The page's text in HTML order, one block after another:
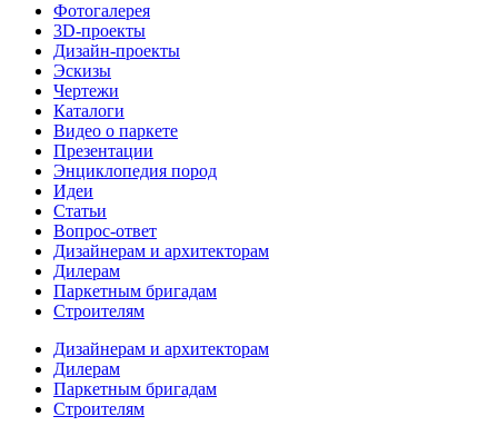
Фотогалерея
3D-проекты
Дизайн-проекты
Эскизы
Чертежи
Каталоги
Видео о паркете
Презентации
Энциклопедия пород
Идеи
Статьи
Вопрос-ответ
Дизайнерам и архитекторам
Дилерам
Паркетным бригадам
Строителям
Дизайнерам и архитекторам
Дилерам
Паркетным бригадам
Строителям